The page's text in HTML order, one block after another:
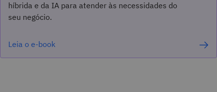
híbrida e da IA para atender às necessidades do
seu negócio.
Leia o e-book